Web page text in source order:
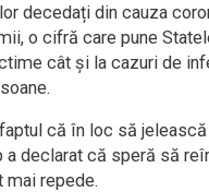
decedați din cauza
o cifră care pune
cât și la cazuri de
că în loc să
a declarat că speră să
mai repede.